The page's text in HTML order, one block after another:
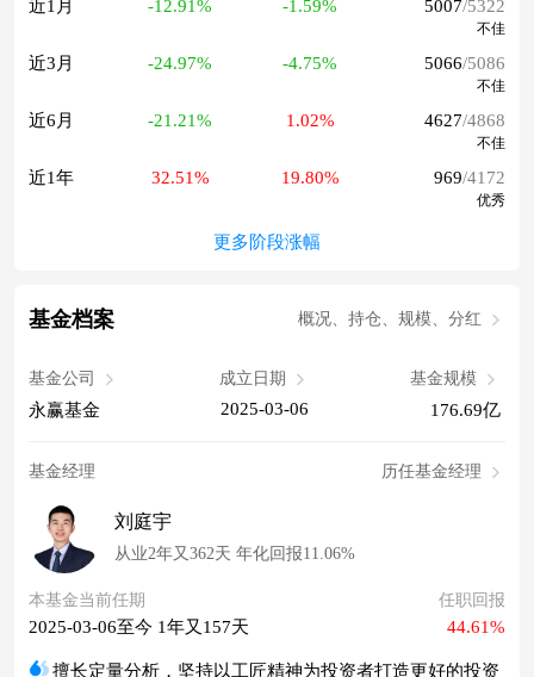
近1月 -12.91% -1.59% 5007/5322
不佳
近3月 -24.97% -4.75% 5066/5086
不佳
近6月 -21.21% 1.02% 4627/4868
不佳
近1年 32.51% 19.80% 969/4172
优秀
更多阶段涨幅
基金档案 概况、持仓、规模、分红
基金公司
永赢基金
成立日期
2025-03-06
基金规模
176.69亿
基金经理 历任基金经理
刘庭宇
从业2年又362天 年化回报11.06%
本基金当前任期
2025-03-06至今 1年又157天
任职回报
44.61%
擅长定量分析，坚持以工匠精神为投资者打造更好的投资